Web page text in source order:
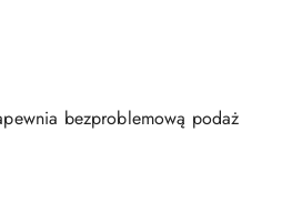
bezproblemową podaż